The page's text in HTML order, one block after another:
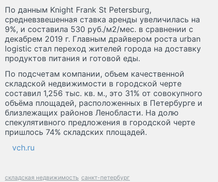
По данным Knight Frank St Petersburg,
средневзвешенная ставка аренды увеличилась на
9%, и составила 530 руб./м2/мес. в сравнении с
декабрем 2019 г. Главным драйвером роста urban
logistic стал переход жителей города на доставку
продуктов питания и готовой еды.
По подсчетам компании, объем качественной
складской недвижимости в городской черте
составил 1,256 тыс. кв. м., это 31% от совокупного
объёма площадей, расположенных в Петербурге и
близлежащих районов Ленобласти. На долю
спекулятивного предложения в городской черте
пришлось 74% складских площадей.
vch.ru
складская недвижимость санкт-петербург